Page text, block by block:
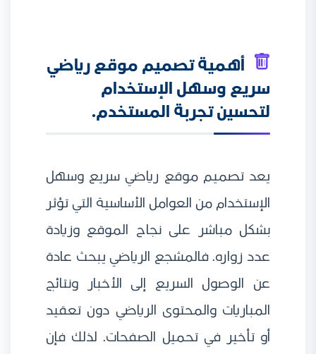
أهمية تصميم موقع رياضي
سريع وسهل الإستخدام
لتحسين تجربة المستخدم.
يعد تصميم موقع رياضي سريع وسهل
الإستخدام من العوامل الأساسية التي تؤثر
بشكل مباشر على نجاح الموقع وزيادة
عدد زواره. فالمشجع الرياضي يبحث عادة
عن الوصول السريع إلى الأخبار ونتائج
المباريات والمحتوى الرياضي دون تعقيد
أو تأخير في تحميل الصفحات. لذلك فإن